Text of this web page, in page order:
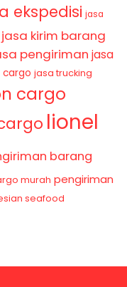
ekspedisi jasa
jasa kirim barang
pengiriman jasa
cargo jasa trucking
cargo
lionel
barang
murah pengiriman
seafood